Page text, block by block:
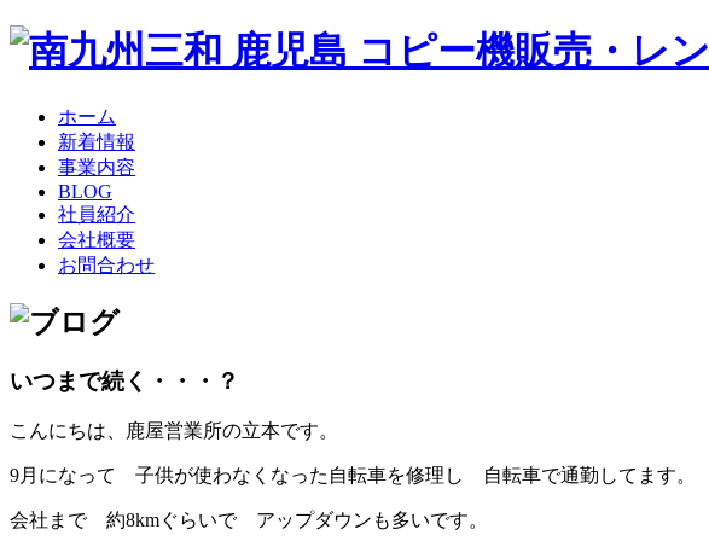
ホーム
新着情報
事業内容
BLOG
社員紹介
会社概要
お問合わせ
いつまで続く・・・？
こんにちは、鹿屋営業所の立本です。
9月になって 子供が使わなくなった自転車を修理し 自転車で通勤してます。
会社まで 約8kmぐらいで アップダウンも多いです。